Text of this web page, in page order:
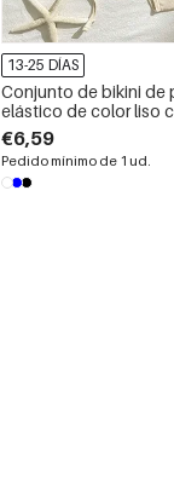
13-25 DÍAS
Conjunto de bikini de
elástico de color liso
ideal para vacaciones.
€6,59
Pedido mínimo de 1 ud.